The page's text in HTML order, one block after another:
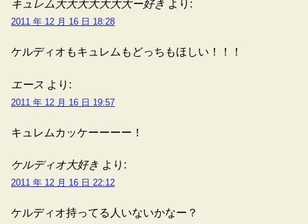
キュレム大大大大大大大ー好き より:
2011 年 12 月 16 日 18:28
ケルディオもキュレムもどっちもほしい！！！
エース より:
2011 年 12 月 16 日 19:57
キュレムカッケーーーー！
ケルディオ大好き より:
2011 年 12 月 16 日 22:12
ケルディオ持ってる人いないかなー？